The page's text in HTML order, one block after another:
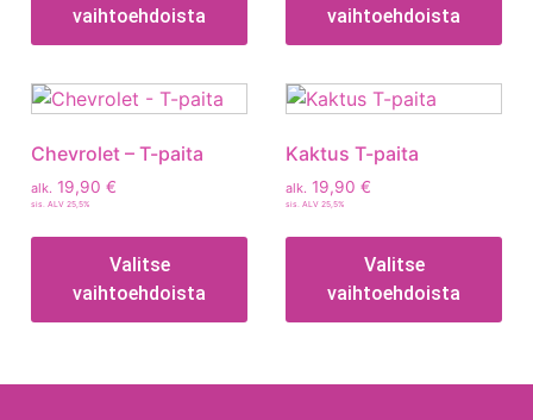
vaihtoehdoista
vaihtoehdoista
Chevrolet – T-paita
alk. 19,90 €
sis. ALV 25,5%
Valitse
vaihtoehdoista
Kaktus T-paita
alk. 19,90 €
sis. ALV 25,5%
Valitse
vaihtoehdoista